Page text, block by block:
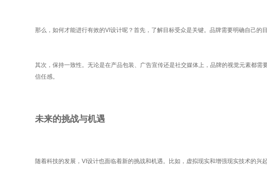
那么，如何才能进行有效的VI设计呢？首先，了解目标受众是关键。品牌需要明确自己
其次，保持一致性。无论是在产品包装、广告宣传还是社交媒体上，品牌的视觉元素都
信任感。
未来的挑战与机遇
随着科技的发展，VI设计也面临着新的挑战和机遇。比如，虚拟现实和增强现实技术的